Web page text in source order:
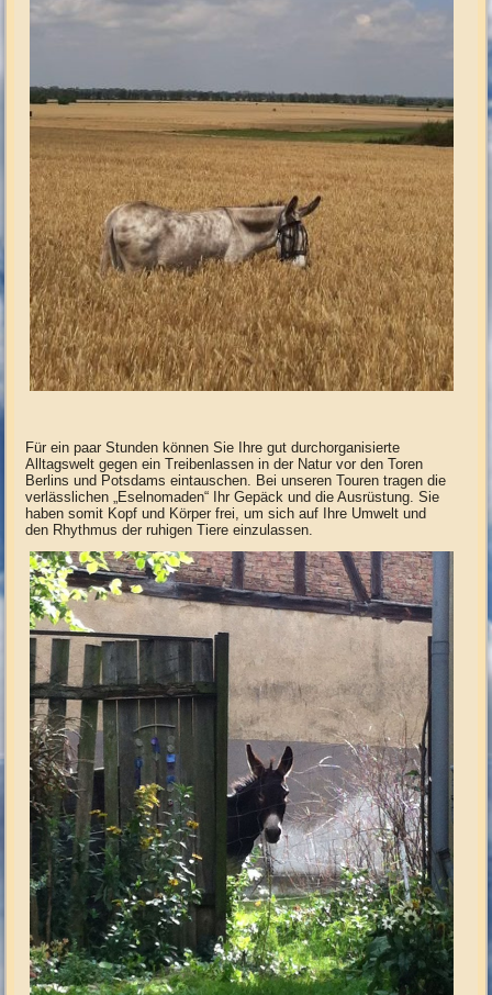
Für ein paar Stunden können Sie Ihre gut durchorganisierte
Alltagswelt gegen ein Treibenlassen in der Natur vor den Toren
Berlins und Potsdams eintauschen. Bei unseren Touren tragen die
verlässlichen „Eselnomaden“ Ihr Gepäck und die Ausrüstung. Sie
haben somit Kopf und Körper frei, um sich auf Ihre Umwelt und
den Rhythmus der ruhigen Tiere einzulassen.